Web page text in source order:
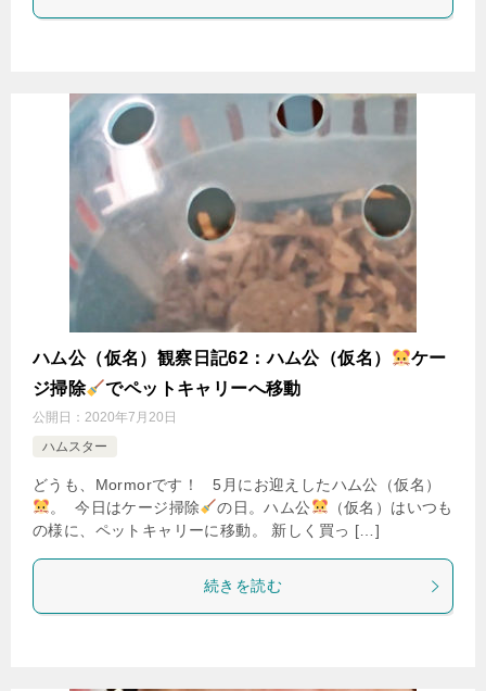
ハム公（仮名）観察日記62：ハム公（仮名）
ケー
ジ掃除
でペットキャリーへ移動
公開日： 2020年7月20日
ハムスター
どうも、Mormorです！ 5月にお迎えしたハム公（仮名）
。 今日はケージ掃除
の日。ハム公
（仮名）はいつも
の様に、ペットキャリーに移動。 新しく買っ […]
続きを読む